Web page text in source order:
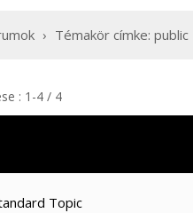
› Témakör címke: public
: 1-4 / 4
Topic